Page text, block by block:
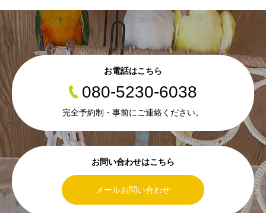
お問い合わせはこちら
メールお問い合わせ
お電話はこちら
080-5230-6038
完全予約制・事前にご連絡ください。